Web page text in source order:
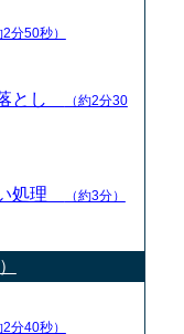
2分50秒）
とし
（約2分30
処理 （約3分）
2分40秒）